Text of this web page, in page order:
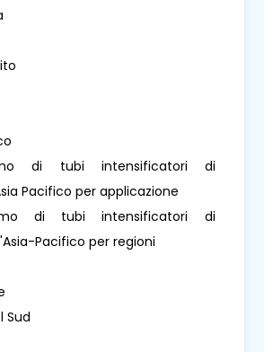
di tubi intensificatori di
Pacifico per applicazione
di tubi intensificatori di
Pacifico per regioni
Sud